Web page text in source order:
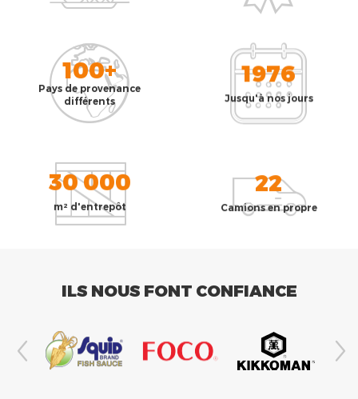
100+
Pays de provenance
différents
1976
Jusqu'à nos jours
30 000
m² d'entrepôt
22
Camions en propre
ILS NOUS FONT CONFIANCE